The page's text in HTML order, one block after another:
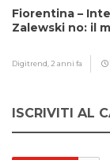
Fiorentina –
Zalewski no: il
Digitrend, 2 anni fa
ISCRIVITI AL